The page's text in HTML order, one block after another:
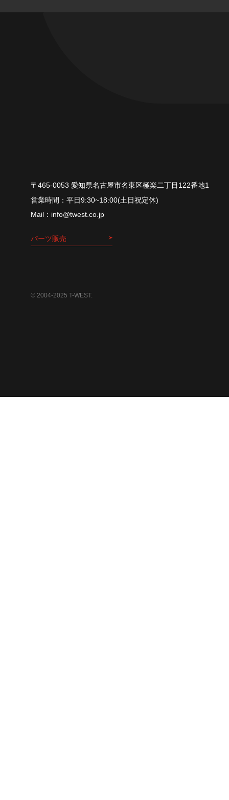
〒465-0053 愛知県名古屋市名東区極楽二丁目122番地1
平⽇9:30~18:00(⼟⽇祝定休)
info@twest.co.jp
パーツ販売
© 2004-2025 T-WEST.